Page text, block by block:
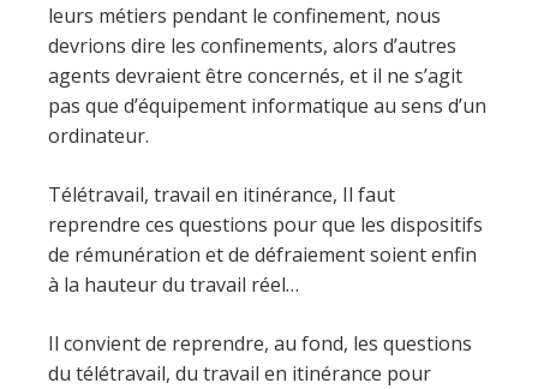
leurs métiers pendant le confinement, nous
devrions dire les confinements, alors d’autres
agents devraient être concernés, et il ne s’agit
pas que d’équipement informatique au sens d’un
ordinateur.
Télétravail, travail en itinérance, Il faut
reprendre ces questions pour que les dispositifs
de rémunération et de défraiement soient enfin
à la hauteur du travail réel…
Il convient de reprendre, au fond, les questions
du télétravail, du travail en itinérance pour